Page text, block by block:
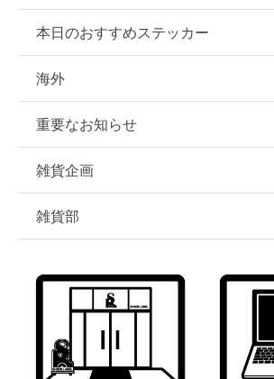
本日のおすすめステッカー
海外
重要なお知らせ
雑貨企画
雑貨部